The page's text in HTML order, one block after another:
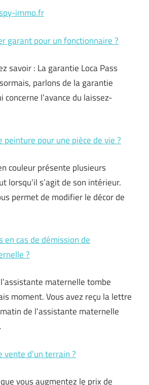
immo.fr
garant pour un fonctionnaire ?
savoir : La garantie Loca Pass
parlons de la garantie
concerne l’avance du laissez-
peinture pour une pièce de vie ?
couleur présente plusieurs
lorsqu’il s’agit de son intérieur.
permet de modifier le décor de
en cas de démission de
?
maternelle tombe
moment. Vous avez reçu la lettre
de l’assistante maternelle
vente d’un terrain ?
vous augmentez le prix de